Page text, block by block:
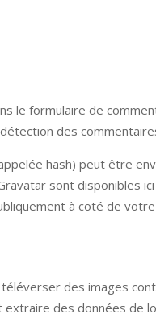
le formulaire de
des
hash) peut être
sont disponibles
à coté de
des images
des données de